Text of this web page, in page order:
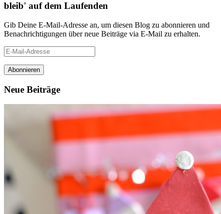
bleib' auf dem Laufenden
Gib Deine E-Mail-Adresse an, um diesen Blog zu abonnieren und
Benachrichtigungen über neue Beiträge via E-Mail zu erhalten.
E-
Mail-
Adresse
Neue Beiträge